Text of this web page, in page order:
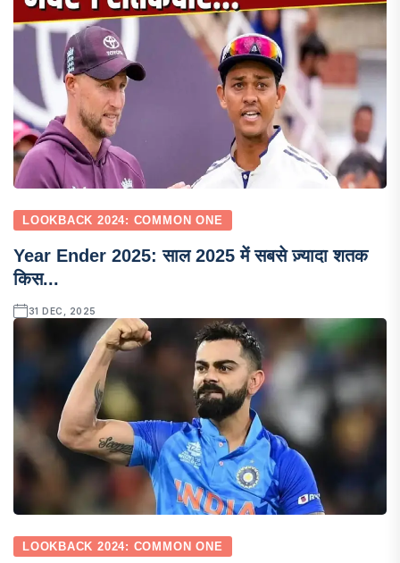
LOOKBACK 2024: COMMON ONE
Year Ender 2025: साल 2025 में सबसे ज़्यादा शतक
किस...
31 DEC, 2025
LOOKBACK 2024: COMMON ONE